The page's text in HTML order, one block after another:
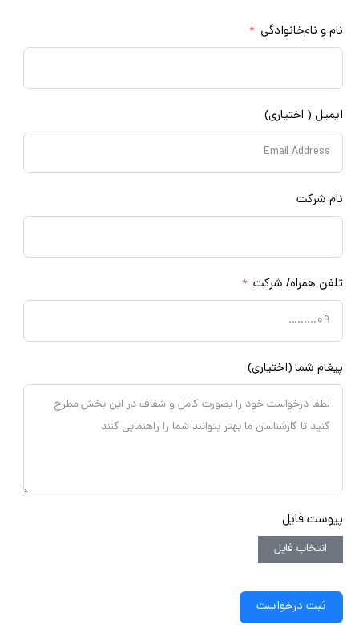
مشاوره رایگانو نام‌خانوادگی
( اختیاری)
شرکت
همراه/ شرکت
شما (اختیاری)
فایل
انتخاب فایل
ثبت درخواست